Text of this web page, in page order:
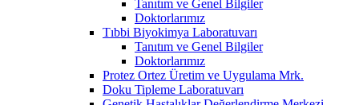
Tanıtım ve Genel Bilgiler
Doktorlarımız
Tıbbi Biyokimya Laboratuvarı
Tanıtım ve Genel Bilgiler
Doktorlarımız
Protez Ortez Üretim ve Uygulama Mrk.
Doku Tipleme Laboratuvarı